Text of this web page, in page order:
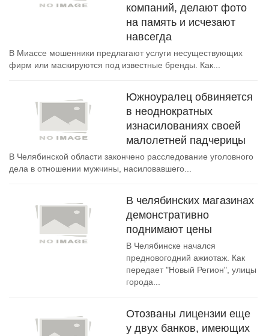
компаний, делают фото
на память и исчезают
навсегда
В Миассе мошенники предлагают услуги несуществующих
фирм или маскируются под известные бренды. Как...
Южноуралец обвиняется
в неоднократных
изнасилованиях своей
малолетней падчерицы
В Челябинской области закончено расследование уголовного
дела в отношении мужчины, насиловавшего...
В челябинских магазинах
демонстративно
поднимают цены
В Челябинске начался
предновогодний ажиотаж. Как
передает "Новый Регион", улицы
города...
Отозваны лицензии еще
у двух банков, имеющих